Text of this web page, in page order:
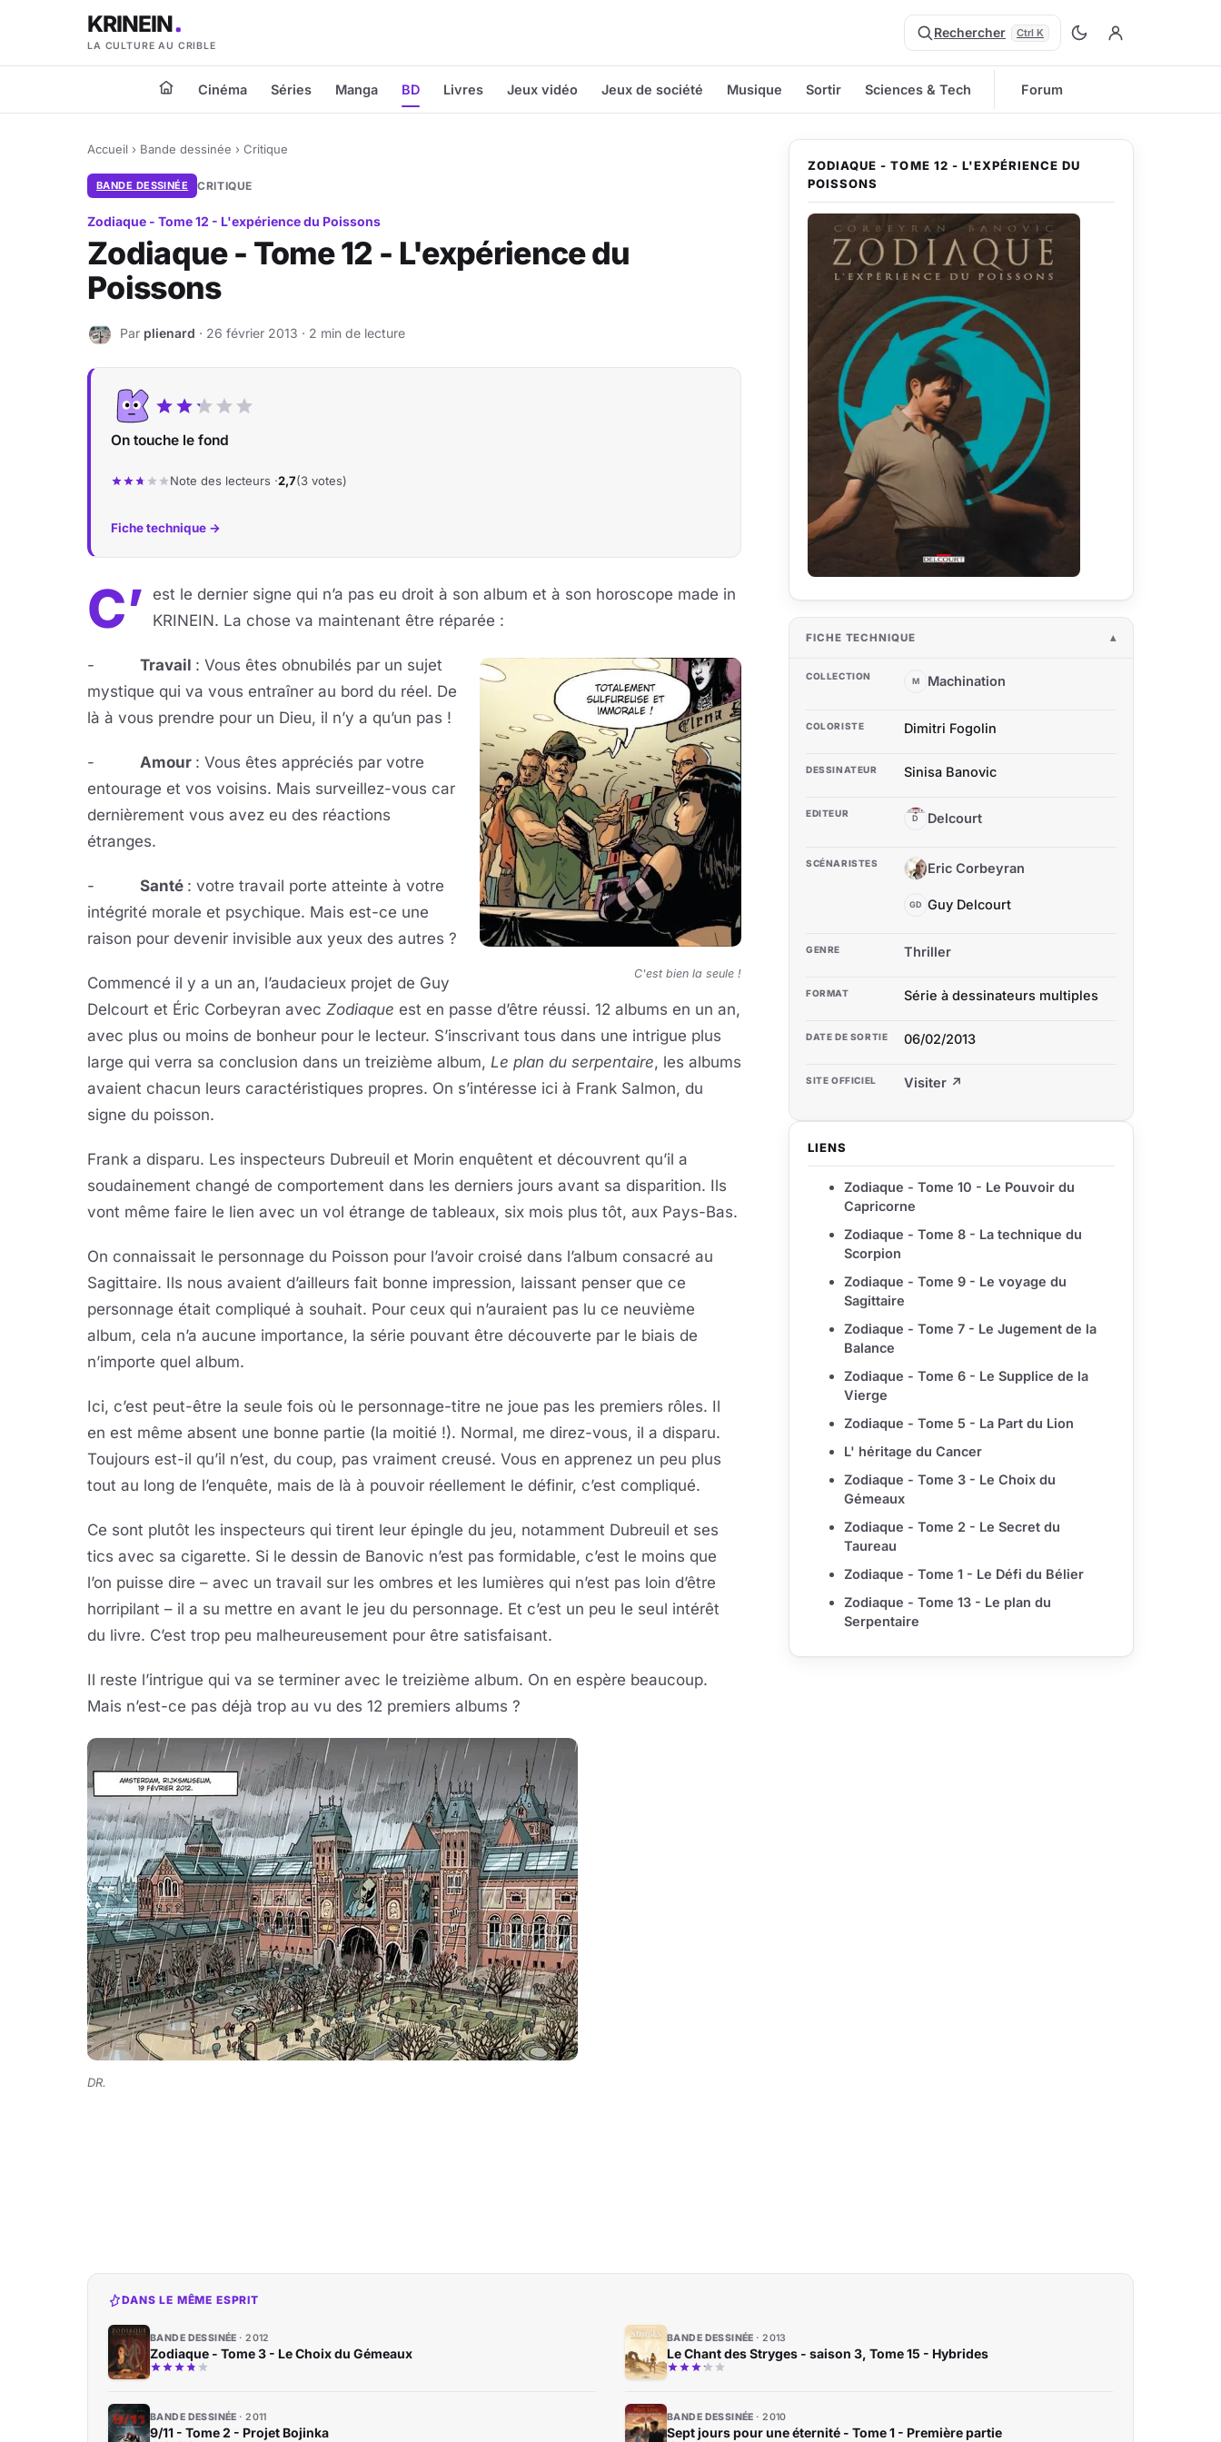
KRINEIN
LA CULTURE AU CRIBLE
Rechercher Ctrl K
Cinéma Séries Manga BD Livres Jeux vidéo Jeux de société Musique Sortir Sciences & Tech Forum
Accueil › Bande dessinée › Critique
BANDE DESSINÉE CRITIQUE
Zodiaque - Tome 12 - L'expérience du Poissons
Zodiaque - Tome 12 - L'expérience du
Poissons
P Par plienard · 26 février 2013 · 2 min de lecture
On touche le fond
Note des lecteurs ·2,7(3 votes)
Fiche technique →
C’
est le dernier signe qui n’a pas eu droit à son album et à son horoscope made in
KRINEIN. La chose va maintenant être réparée :
C'est bien la seule !
- Travail : Vous êtes obnubilés par un sujet
mystique qui va vous entraîner au bord du réel. De
là à vous prendre pour un Dieu, il n’y a qu’un pas !
- Amour : Vous êtes appréciés par votre
entourage et vos voisins. Mais surveillez-vous car
dernièrement vous avez eu des réactions
étranges.
- Santé : votre travail porte atteinte à votre
intégrité morale et psychique. Mais est-ce une
raison pour devenir invisible aux yeux des autres ?
Commencé il y a un an, l’audacieux projet de Guy
Delcourt et Éric Corbeyran avec Zodiaque est en passe d’être réussi. 12 albums en un an,
avec plus ou moins de bonheur pour le lecteur. S’inscrivant tous dans une intrigue plus
large qui verra sa conclusion dans un treizième album, Le plan du serpentaire, les albums
avaient chacun leurs caractéristiques propres. On s’intéresse ici à Frank Salmon, du
signe du poisson.
Frank a disparu. Les inspecteurs Dubreuil et Morin enquêtent et découvrent qu’il a
soudainement changé de comportement dans les derniers jours avant sa disparition. Ils
vont même faire le lien avec un vol étrange de tableaux, six mois plus tôt, aux Pays-Bas.
On connaissait le personnage du Poisson pour l’avoir croisé dans l’album consacré au
Sagittaire. Ils nous avaient d’ailleurs fait bonne impression, laissant penser que ce
personnage était compliqué à souhait. Pour ceux qui n’auraient pas lu ce neuvième
album, cela n’a aucune importance, la série pouvant être découverte par le biais de
n’importe quel album.
Ici, c’est peut-être la seule fois où le personnage-titre ne joue pas les premiers rôles. Il
en est même absent une bonne partie (la moitié !). Normal, me direz-vous, il a disparu.
Toujours est-il qu’il n’est, du coup, pas vraiment creusé. Vous en apprenez un peu plus
tout au long de l’enquête, mais de là à pouvoir réellement le définir, c’est compliqué.
Ce sont plutôt les inspecteurs qui tirent leur épingle du jeu, notamment Dubreuil et ses
tics avec sa cigarette. Si le dessin de Banovic n’est pas formidable, c’est le moins que
l’on puisse dire – avec un travail sur les ombres et les lumières qui n’est pas loin d’être
horripilant – il a su mettre en avant le jeu du personnage. Et c’est un peu le seul intérêt
du livre. C’est trop peu malheureusement pour être satisfaisant.
Il reste l’intrigue qui va se terminer avec le treizième album. On en espère beaucoup.
Mais n’est-ce pas déjà trop au vu des 12 premiers albums ?
DR.
ZODIAQUE - TOME 12 - L'EXPÉRIENCE DU
POISSONS
FICHE TECHNIQUE
COLLECTION M Machination
COLORISTE Dimitri Fogolin
DESSINATEUR Sinisa Banovic
EDITEUR D Delcourt
SCÉNARISTES EC Eric Corbeyran
GD Guy Delcourt
GENRE Thriller
FORMAT Série à dessinateurs multiples
DATE DE SORTIE 06/02/2013
SITE OFFICIEL Visiter ↗
LIENS
Zodiaque - Tome 10 - Le Pouvoir du
Capricorne
Zodiaque - Tome 8 - La technique du
Scorpion
Zodiaque - Tome 9 - Le voyage du
Sagittaire
Zodiaque - Tome 7 - Le Jugement de la
Balance
Zodiaque - Tome 6 - Le Supplice de la
Vierge
Zodiaque - Tome 5 - La Part du Lion
L' héritage du Cancer
Zodiaque - Tome 3 - Le Choix du
Gémeaux
Zodiaque - Tome 2 - Le Secret du
Taureau
Zodiaque - Tome 1 - Le Défi du Bélier
Zodiaque - Tome 13 - Le plan du
Serpentaire
DANS LE MÊME ESPRIT
BANDE DESSINÉE 2012
Zodiaque - Tome 3 - Le Choix du Gémeaux
BANDE DESSINÉE 2013
Le Chant des Stryges - saison 3, Tome 15 - Hybrides
BANDE DESSINÉE 2011
9/11 - Tome 2 - Projet Bojinka
BANDE DESSINÉE 2010
Sept jours pour une éternité - Tome 1 - Première partie